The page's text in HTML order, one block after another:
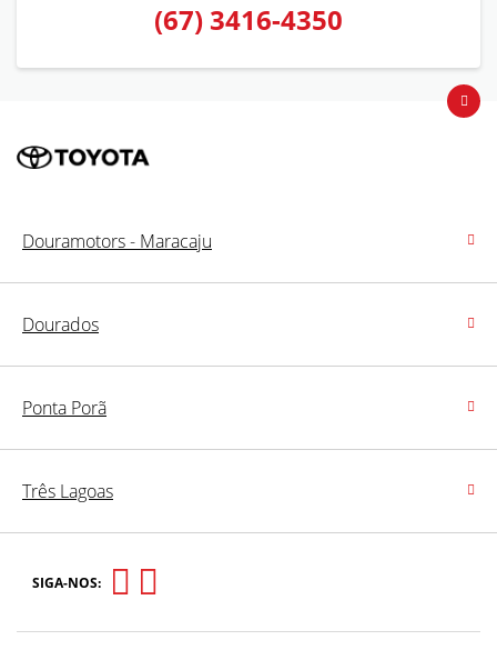
(67) 3416-4350
Douramotors - Maracaju
Dourados
Ponta Porã
Três Lagoas
SIGA-NOS: